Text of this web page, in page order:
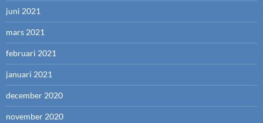
juni 2021
mars 2021
februari 2021
januari 2021
december 2020
november 2020